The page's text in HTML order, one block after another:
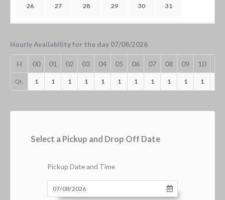
26 27 28 29 30 31
Hourly Availability for the day 07/08/2026
H 00 01 02 03 04 05 06 07 08 09 10
Qt. 1 1 1 1 1 1 1 1 1 1 1
Select a Pickup and Drop Off Date
Pickup Date and Time